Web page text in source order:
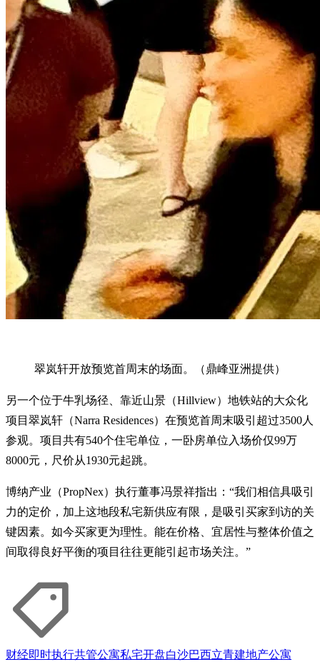
翠岚轩开放预览首周末的场面。（鼎峰亚洲提供）
另一个位于牛乳场径、靠近山景（Hillview）地铁站的大众化
项目翠岚轩（Narra Residences）在预览首周末吸引超过3500人
参观。项目共有540个住宅单位，一卧房单位入场价仅99万
8000元，尺价从1930元起跳。
博纳产业（PropNex）执行董事冯景祥指出：“我们相信具吸引
力的定价，加上这地段私宅新供应有限，是吸引买家到访的关
键因素。如今买家更为理性。能在价格、宜居性与整体价值之
间取得良好平衡的项目往往更能引起市场关注。”
财经即时执行共管公寓私宅开盘白沙巴西立青建地产公寓